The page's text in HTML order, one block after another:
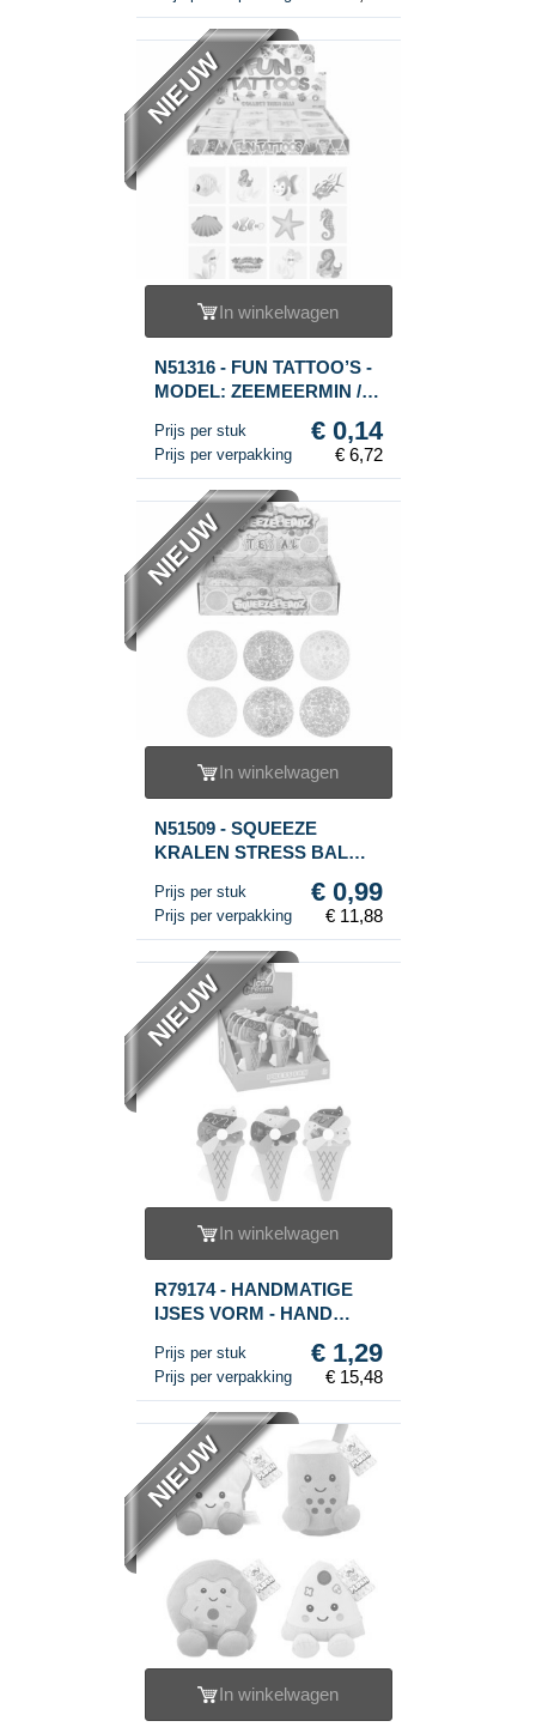
NIEUW
In winkelwagen
N51316 - FUN TATTOO’S -
MODEL: ZEEMEERMIN /
Tattoo’s IN DISPLAY (48st.)
Prijs per stuk € 0,14
Prijs per verpakking € 6,72
NIEUW
In winkelwagen
N51509 - SQUEEZE
KRALEN STRESS BAL
Prijs per stuk € 0,99
Prijs per verpakking € 11,88
NIEUW
In winkelwagen
R79174 - HANDMATIGE
IJSES VORM - HAND
(12st.)
Prijs per stuk € 1,29
Prijs per verpakking € 15,48
NIEUW
In winkelwagen